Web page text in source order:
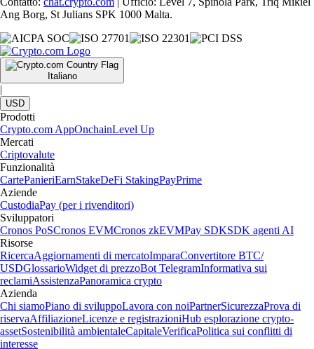
Ang Borg, St Julians SPK 1000 Malta.
Italiano
|
USD
Prodotti
Crypto.com AppOnchainLevel Up
Mercati
Criptovalute
Funzionalità
CartePanieriEarnStakeDeFi StakingPayPrime
Aziende
CustodiaPay (per i rivenditori)
Sviluppatori
Cronos PoSCronos EVMCronos zkEVMPay SDKSDK agenti AI
Risorse
RicercaAggiornamenti di mercatoImparaConvertitore BTC/
USDGlossarioWidget di prezzoBot TelegramInformativa sui
reclamiAssistenzaPanoramica crypto
Azienda
Chi siamoPiano di sviluppoLavora con noiPartnerSicurezzaProva di
riservaAffiliazioneLicenze e registrazioniHub esplorazione crypto-
assetSostenibilità ambientaleCapitaleVerificaPolitica sui conflitti di
interesse